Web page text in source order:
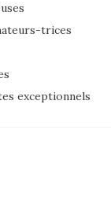
trices
exceptionnels